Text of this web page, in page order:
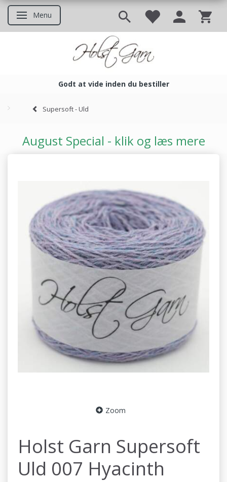
Skifte navigation
Menu
Godt at vide inden du bestiller
Supersoft - Uld
August Special - klik og læs mere
Zoom
Holst Garn Supersoft
Uld 007 Hyacinth